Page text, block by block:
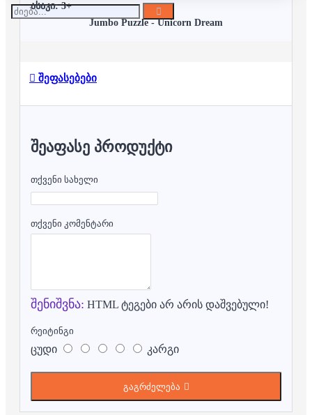
ასაკი: 3+
Jumbo Puzzle - Unicorn Dream
შეფასებები
ᲨᲔᲐᲤᲐᲡᲔ ᲞᲠᲝᲓᲣᲥᲢᲘ
თქვენი სახელი
თქვენი კომენტარი
შენიშვნა: HTML ტეგები არ არის დაშვებული!
რეიტინგი
ცუდი კარგი
გაგრძელება